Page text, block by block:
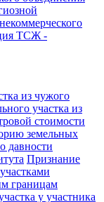
ТСЖ -
из чужого
участка из
стоимости
земельных
давности
Признание
границам
у участника